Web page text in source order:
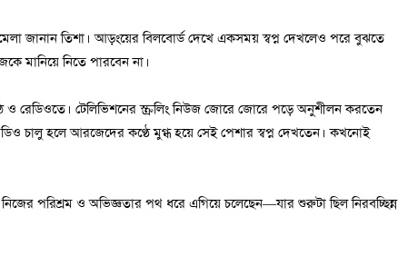
জানান তিশা। আড়ংয়ের বিলবোর্ড দেখে একসময় স্বপ্ন দেখলেও পরে বুঝতে
মানিয়ে নিতে পারবেন না।
রেডিওতে। টেলিভিশনের স্ক্রলিং নিউজ জোরে জোরে পড়ে অনুশীলন করতেন
চালু হলে আরজেদের কণ্ঠে মুগ্ধ হয়ে সেই পেশার স্বপ্ন দেখতেন। কখনোই
পরিশ্রম ও অভিজ্ঞতার পথ ধরে এগিয়ে চলেছেন—যার শুরুটা ছিল নিরবচ্ছিন্ন